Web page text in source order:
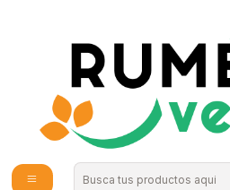
Envío gratis por compras sobre los
Snacks